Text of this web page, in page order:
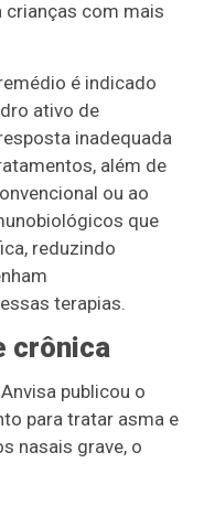
crianças com mais
é indicado
ativo de
inadequada
além de
ou ao
que
reduzindo
terapias.
crônica
publicou o
para tratar asma e
nasais grave, o